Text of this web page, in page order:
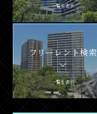
一覧を表示
フリーレント検索
一覧を表示